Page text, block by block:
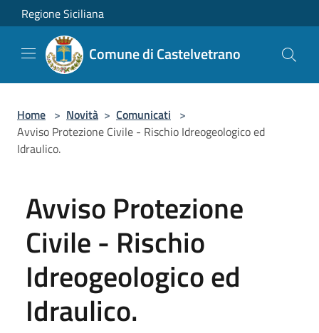
Salta al contenuto principale
Regione Siciliana
Comune di Castelvetrano
Home > Novità > Comunicati >
Avviso Protezione Civile - Rischio Idreogeologico ed
Idraulico.
Avviso Protezione
Civile - Rischio
Idreogeologico ed
Idraulico.